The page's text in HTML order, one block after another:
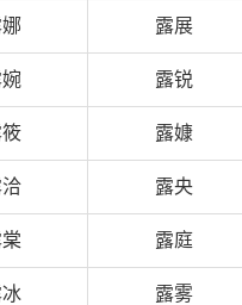
露展
露锐
露嫝
露央
露庭
露雾